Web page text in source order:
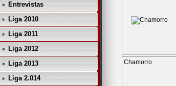
Entrevistas
Liga 2010
Liga 2011
Liga 2012
Liga 2013
Liga 2.014
Chamorro